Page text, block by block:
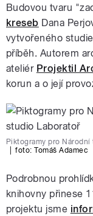
Budovou tvaru
kreseb Dana
vytvořeného
příběh. Autorem
ateliér Projektil
korun a o její
Piktogramy pro
foto: Tomáš Adamec
Podrobnou
knihovny přinese
projektu jsme